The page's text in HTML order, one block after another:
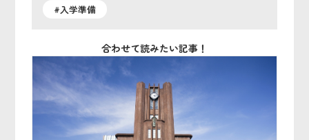
#入学準備
合わせて読みたい記事！